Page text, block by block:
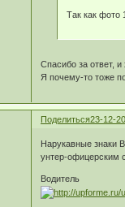
Так как фото
Спасибо за ответ,
Я почему-то тоже
Поделиться23-12-
Нарукавные знаки
унтер-офицерским
Водитель